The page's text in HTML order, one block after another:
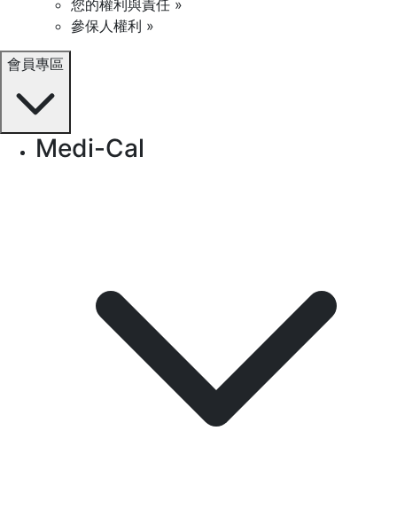
您的權利與責任 »
參保人權利 »
會員專區
Medi-Cal